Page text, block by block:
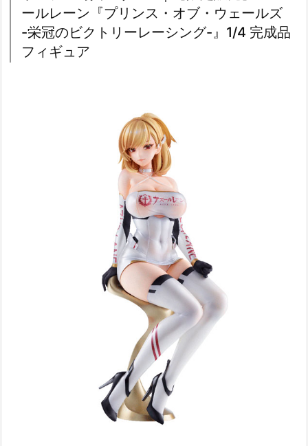
ールレーン『プリンス・オブ・ウェールズ
-栄冠のビクトリーレーシング-』1/4 完成品
フィギュア